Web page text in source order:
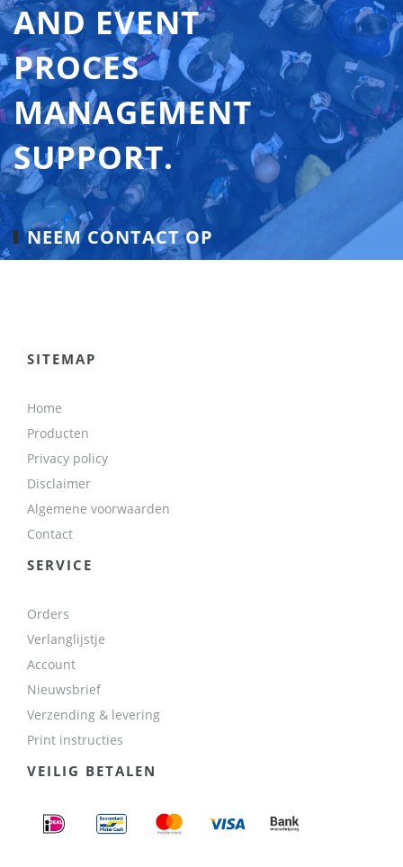
AND EVENT
PROCES
MANAGEMENT
SUPPORT.
NEEM CONTACT OP
SITEMAP
Home
Producten
Privacy policy
Disclaimer
Algemene voorwaarden
Contact
SERVICE
Orders
Verlanglijstje
Account
Nieuwsbrief
Verzending & levering
Print instructies
VEILIG BETALEN